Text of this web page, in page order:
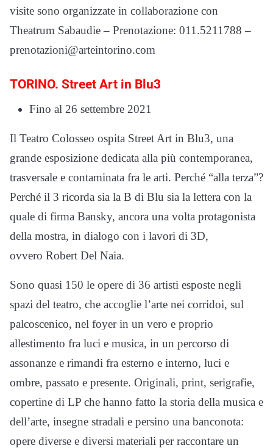
visite sono organizzate in collaborazione con
Theatrum Sabaudie – Prenotazione: 011.5211788 –
prenotazioni@arteintorino.com
TORINO. Street Art in Blu3
Fino al 26 settembre 2021
Il Teatro Colosseo ospita Street Art in Blu3, una
grande esposizione dedicata alla più contemporanea,
trasversale e contaminata fra le arti. Perché “alla terza”?
Perché il 3 ricorda sia la B di Blu sia la lettera con la
quale di firma Bansky, ancora una volta protagonista
della mostra, in dialogo con i lavori di 3D,
ovvero Robert Del Naia.
Sono quasi 150 le opere di 36 artisti esposte negli
spazi del teatro, che accoglie l’arte nei corridoi, sul
palcoscenico, nel foyer in un vero e proprio
allestimento fra luci e musica, in un percorso di
assonanze e rimandi fra esterno e interno, luci e
ombre, passato e presente. Originali, print, serigrafie,
copertine di LP che hanno fatto la storia della musica e
dell’arte, insegne stradali e persino una banconota:
opere diverse e diversi materiali per raccontare un